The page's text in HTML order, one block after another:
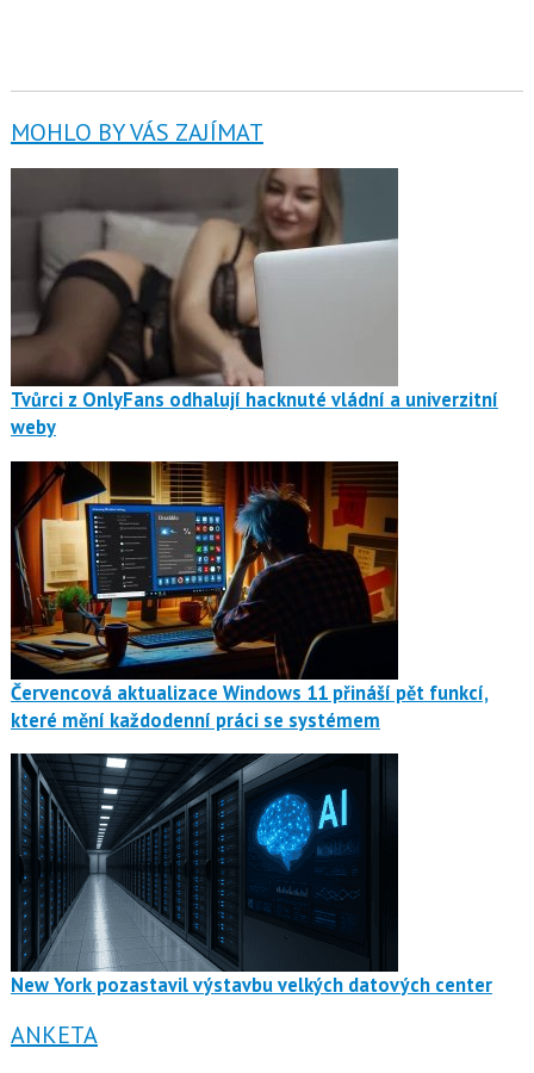
MOHLO BY VÁS ZAJÍMAT
Tvůrci z OnlyFans odhalují hacknuté vládní a univerzitní
weby
Červencová aktualizace Windows 11 přináší pět funkcí,
které mění každodenní práci se systémem
New York pozastavil výstavbu velkých datových center
ANKETA